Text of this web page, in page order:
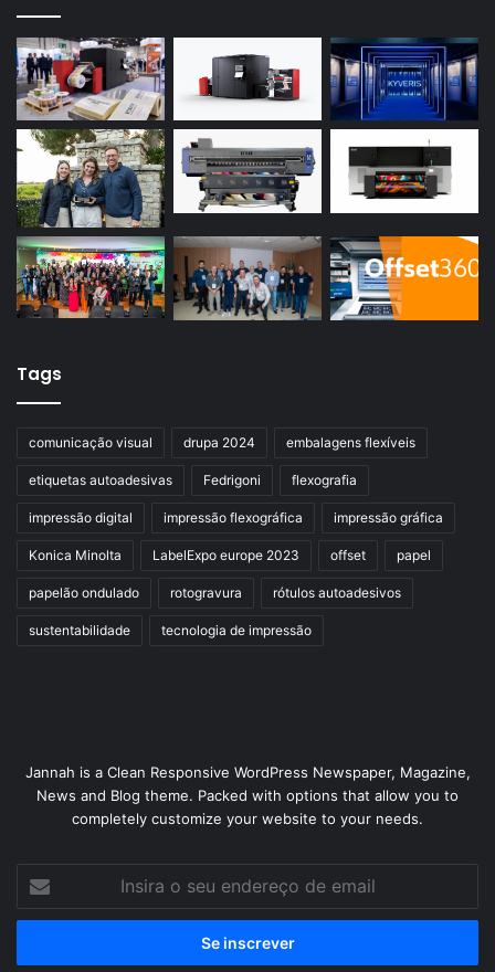
Tags
comunicação visual drupa 2024 embalagens flexíveis
etiquetas autoadesivas Fedrigoni flexografia
impressão digital impressão flexográfica impressão gráfica
Konica Minolta LabelExpo europe 2023 offset papel
papelão ondulado rotogravura rótulos autoadesivos
sustentabilidade tecnologia de impressão
Jannah is a Clean Responsive WordPress Newspaper, Magazine,
News and Blog theme. Packed with options that allow you to
completely customize your website to your needs.
seu
de